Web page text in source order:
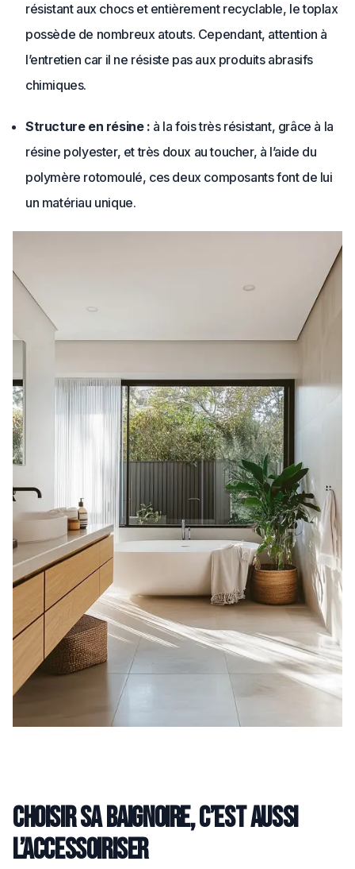
résistant aux chocs et entièrement recyclable, le toplax
possède de nombreux atouts. Cependant, attention à
l’entretien car il ne résiste pas aux produits abrasifs
chimiques.
Structure en résine : à la fois très résistant, grâce à la
résine polyester, et très doux au toucher, à l’aide du
polymère rotomoulé, ces deux composants font de lui
un matériau unique.
Choisir sa baignoire, c’est aussi
l’accessoiriser